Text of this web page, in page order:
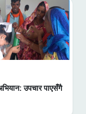
उपचार पाएसँगै